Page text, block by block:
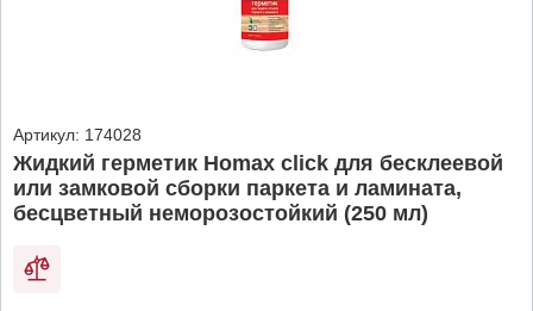
Артикул: 174028
Жидкий герметик Homax click для бесклеевой
или замковой сборки паркета и ламината,
бесцветный неморозостойкий (250 мл)